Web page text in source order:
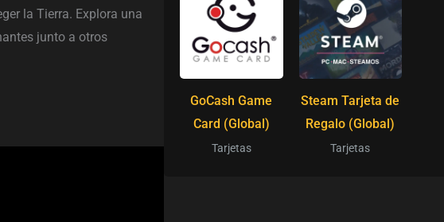
la Tierra. Explora una
junto a otros
GoCash Game
Card (Global)
Tarjetas
Steam Tarjeta de
Regalo (Global)
Tarjetas